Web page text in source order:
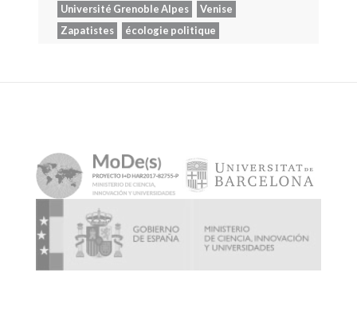
Université Grenoble Alpes
Venise
Zapatistes
écologie politique